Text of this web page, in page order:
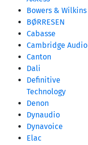
Bowers & Wilkins
BØRRESEN
Cabasse
Cambridge Audio
Canton
Dali
Definitive
Technology
Denon
Dynaudio
Dynavoice
Elac